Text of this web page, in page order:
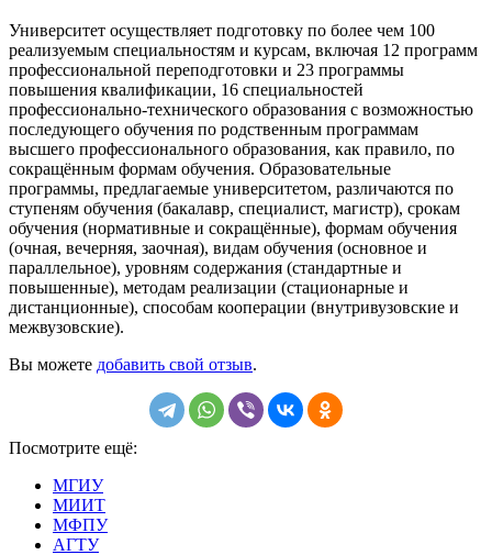
Университет осуществляет подготовку по более чем 100
реализуемым специальностям и курсам, включая 12 программ
профессиональной переподготовки и 23 программы
повышения квалификации, 16 специальностей
профессионально-технического образования с возможностью
последующего обучения по родственным программам
высшего профессионального образования, как правило, по
сокращённым формам обучения. Образовательные
программы, предлагаемые университетом, различаются по
ступеням обучения (бакалавр, специалист, магистр), срокам
обучения (нормативные и сокращённые), формам обучения
(очная, вечерняя, заочная), видам обучения (основное и
параллельное), уровням содержания (стандартные и
повышенные), методам реализации (стационарные и
дистанционные), способам кооперации (внутривузовские и
межвузовские).
Вы можете добавить свой отзыв.
Посмотрите ещё:
МГИУ
МИИТ
МФПУ
АГТУ